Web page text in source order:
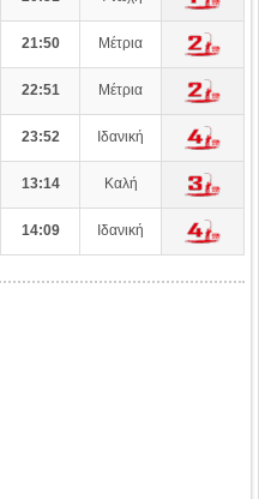
21:50 Μέτρια
22:51 Μέτρια
23:52 Ιδανική
13:14 Καλή
14:09 Ιδανική